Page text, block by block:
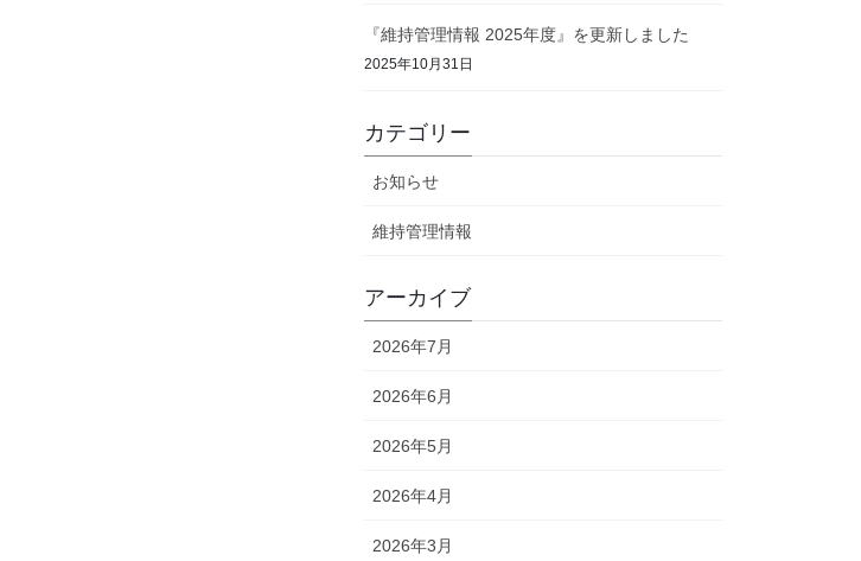
『維持管理情報 2025年度』を更新しました
2025年10月31日
カテゴリー
お知らせ
維持管理情報
アーカイブ
2026年7月
2026年6月
2026年5月
2026年4月
2026年3月